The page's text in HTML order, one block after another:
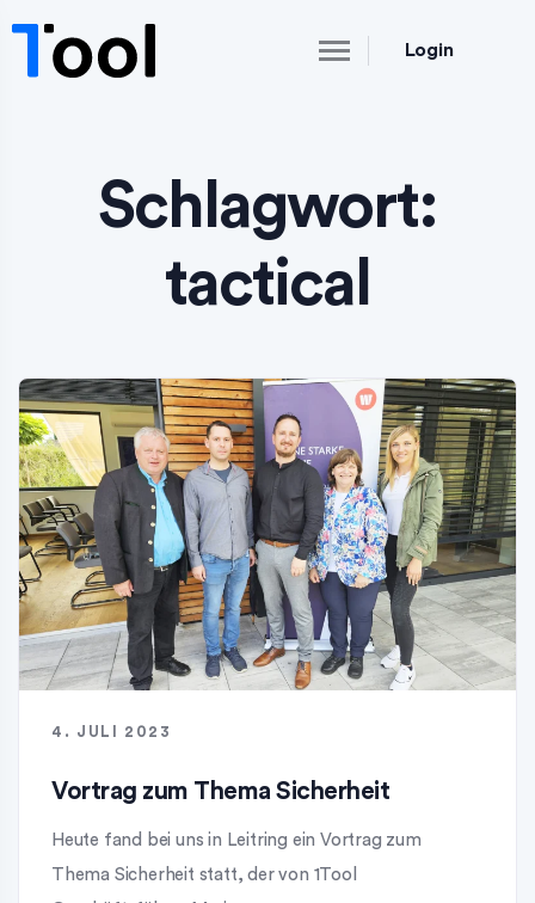
Login
Schlagwort:
tactical
4. JULI 2023
Vortrag zum Thema Sicherheit
Heute fand bei uns in Leitring ein Vortrag zum
Thema Sicherheit statt, der von 1Tool